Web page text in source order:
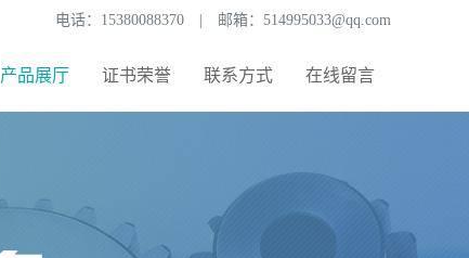
电话： 15380088370 邮箱： 514995033@qq.com
产品展厅 证书荣誉 联系方式 在线留言